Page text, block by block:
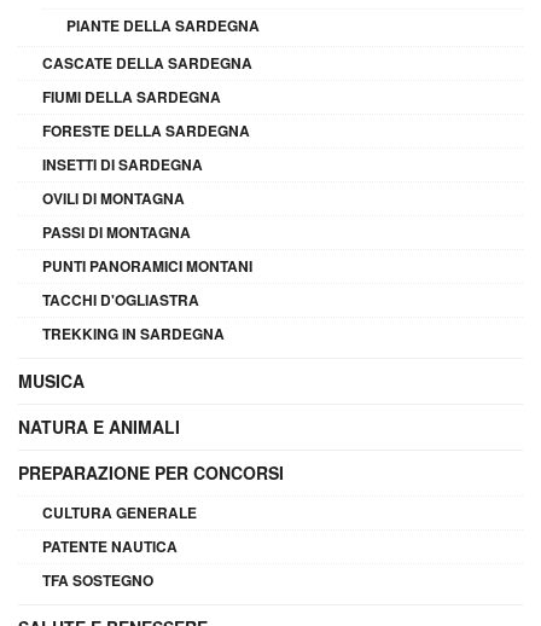
PIANTE DELLA SARDEGNA
CASCATE DELLA SARDEGNA
FIUMI DELLA SARDEGNA
FORESTE DELLA SARDEGNA
INSETTI DI SARDEGNA
OVILI DI MONTAGNA
PASSI DI MONTAGNA
PUNTI PANORAMICI MONTANI
TACCHI D'OGLIASTRA
TREKKING IN SARDEGNA
MUSICA
NATURA E ANIMALI
PREPARAZIONE PER CONCORSI
CULTURA GENERALE
PATENTE NAUTICA
TFA SOSTEGNO